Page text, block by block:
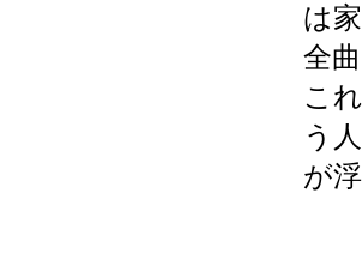
は
全
こ
う
が